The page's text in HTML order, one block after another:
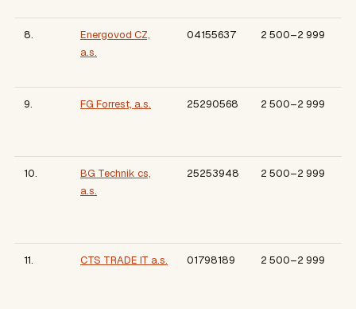
8.
Energovod CZ,
a.s.
04155637 2 500–2 999
9. FG Forrest, a.s. 25290568 2 500–2 999
10.
BG Technik cs,
a.s.
25253948 2 500–2 999
11. CTS TRADE IT a.s. 01798189 2 500–2 999